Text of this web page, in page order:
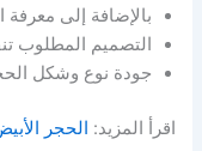
بالإضافة إلى معرفة
التصميم المطلوب
جودة نوع وشكل
اقرأ المزيد: الحجر